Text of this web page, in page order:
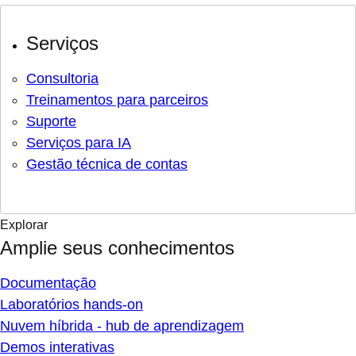
Serviços
Consultoria
Treinamentos para parceiros
Suporte
Serviços para IA
Gestão técnica de contas
Explorar
Amplie seus conhecimentos
Documentação
Laboratórios hands-on
Nuvem híbrida - hub de aprendizagem
Demos interativas